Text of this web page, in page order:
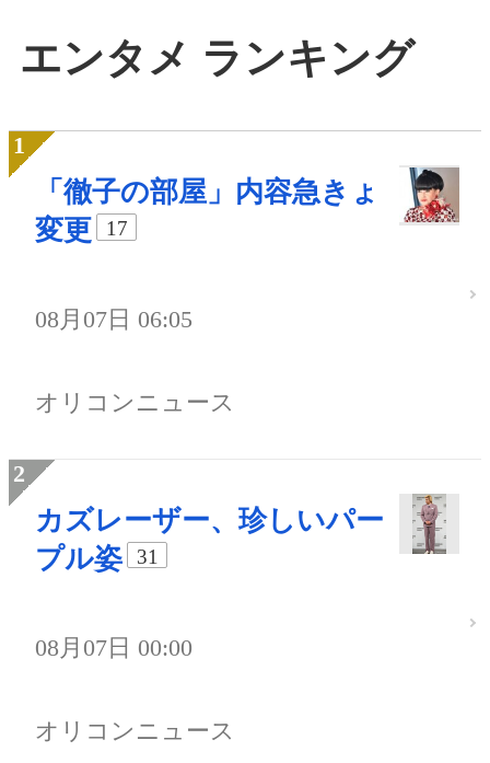
エンタメ ランキング
「徹子の部屋」内容急きょ
変更
17
08月07日 06:05
オリコンニュース
カズレーザー、珍しいパー
プル姿
31
08月07日 00:00
オリコンニュース